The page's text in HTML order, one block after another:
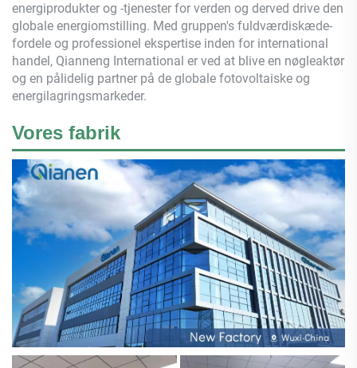
energiprodukter og -tjenester for verden og derved drive den
globale energiomstilling. Med gruppen's fuldværdiskæde-
fordele og professionel ekspertise inden for international
handel, Qianneng International er ved at blive en nøgleaktør
og en pålidelig partner på de globale fotovoltaiske og
energilagringsmarkeder.
Vores fabrik